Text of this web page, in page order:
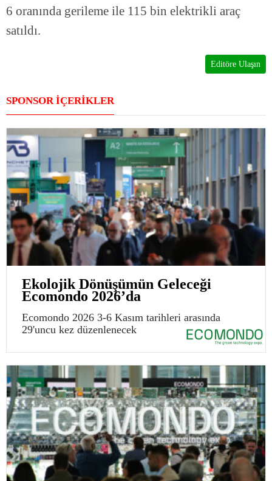
6 oranında gerileme ile 115 bin elektrikli araç
satıldı.
Editöre Ulaşın
SPONSOR İÇERİKLER
Ekolojik Dönüşümün Geleceği
Ecomondo 2026’da
Ecomondo 2026 3-6 Kasım tarihleri arasında
29'uncu kez düzenlenecek